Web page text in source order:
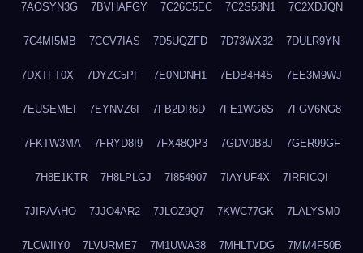
7AOSYN3G 7BVHAFGY 7C26C5EC 7C2S58N1 7C2XDJQN
7C4MI5MB 7CCV7IAS 7D5UQZFD 7D73WX32 7DULR9YN
7DXTFT0X 7DYZC5PF 7E0NDNH1 7EDB4H4S 7EE3M9WJ
7EUSEMEI 7EYNVZ6I 7FB2DR6D 7FE1WG6S 7FGV6NG8
7FKTW3MA 7FRYD8I9 7FX48QP3 7GDV0B8J 7GER99GF
7H8E1KTR 7H8LPLGJ 7I854907 7IAYUF4X 7IRRICQI
7JIRAAHO 7JJO4AR2 7JLOZ9Q7 7KWC77GK 7LALYSM0
7LCWIIY0 7LVURME7 7M1UWA38 7MHLTVDG 7MM4F50B